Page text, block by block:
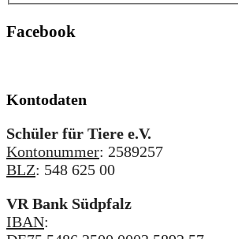
Facebook
Kontodaten
Schüler für Tiere e.V.
Kontonummer: 2589257
BLZ: 548 625 00
VR Bank Südpfalz
IBAN: